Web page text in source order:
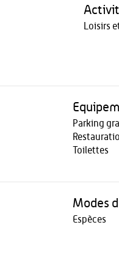
Loisirs
Parking
Toilettes
Modes
Espèces